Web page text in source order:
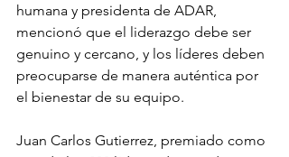
humana y presidenta de ADAR,
mencionó que el liderazgo debe ser
genuino y cercano, y los líderes deben
preocuparse de manera auténtica por
el bienestar de su equipo.
Juan Carlos Gutierrez, premiado como